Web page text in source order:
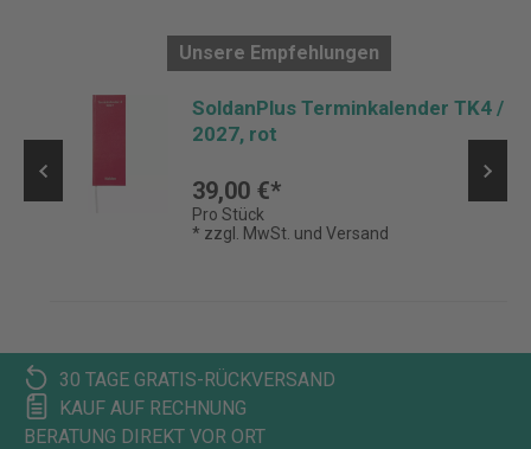
Unsere Empfehlungen
SoldanPlus Terminkalender TK4 /
2027, rot
39,00 €*
Pro Stück
* zzgl. MwSt. und Versand
30 TAGE GRATIS-RÜCKVERSAND
KAUF AUF RECHNUNG
BERATUNG DIREKT VOR ORT